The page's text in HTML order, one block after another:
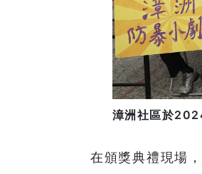
漳洲社區於
在頒獎典禮現場